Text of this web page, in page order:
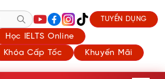
Học IELTS Online
Khóa Cấp Tốc Khuyến Mãi
TUYỂN DỤNG